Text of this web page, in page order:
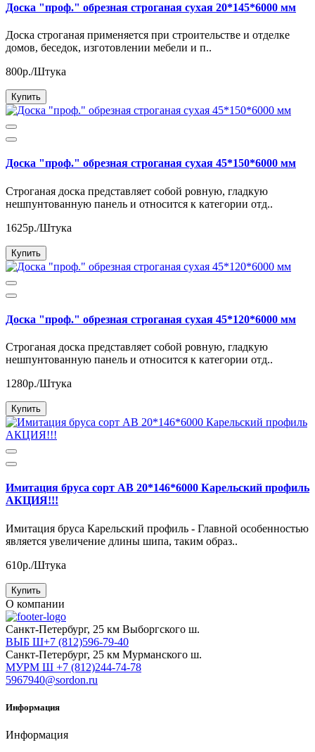
Доска "проф." обрезная строганая сухая 20*145*6000 мм
Доска строганая применяется при строительстве и отделке
домов, беседок, изготовлении мебели и п..
800р./Штука
Купить
Доска "проф." обрезная строганая сухая 45*150*6000 мм
Строганая доска представляет собой ровную, гладкую
нешпунтованную панель и относится к категории отд..
1625р./Штука
Купить
Доска "проф." обрезная строганая сухая 45*120*6000 мм
Строганая доска представляет собой ровную, гладкую
нешпунтованную панель и относится к категории отд..
1280р./Штука
Купить
Имитация бруса сорт АВ 20*146*6000 Карельский профиль
АКЦИЯ!!!
Имитация бруса Карельский профиль - Главной особенностью
является увеличение длины шипа, таким образ..
610р./Штука
Купить
О компании
Cанкт-Петербург, 25 км Выборгского ш.
ВЫБ Ш+7 (812)596-79-40
Cанкт-Петербург, 25 км Мурманского ш.
МУРМ Ш +7 (812)244-74-78
5967940@sordon.ru
Информация
Информация